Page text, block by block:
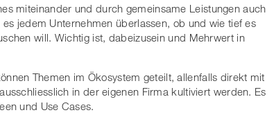
miteinander und durch gemeinsame Leistungen auch
jedem Unternehmen überlassen, ob und wie tief es
will. Wichtig ist, dabeizusein und Mehrwert in
Themen im Ökosystem geteilt, allenfalls direkt mit
in der eigenen Firma kultiviert werden. Es
und Use Cases.